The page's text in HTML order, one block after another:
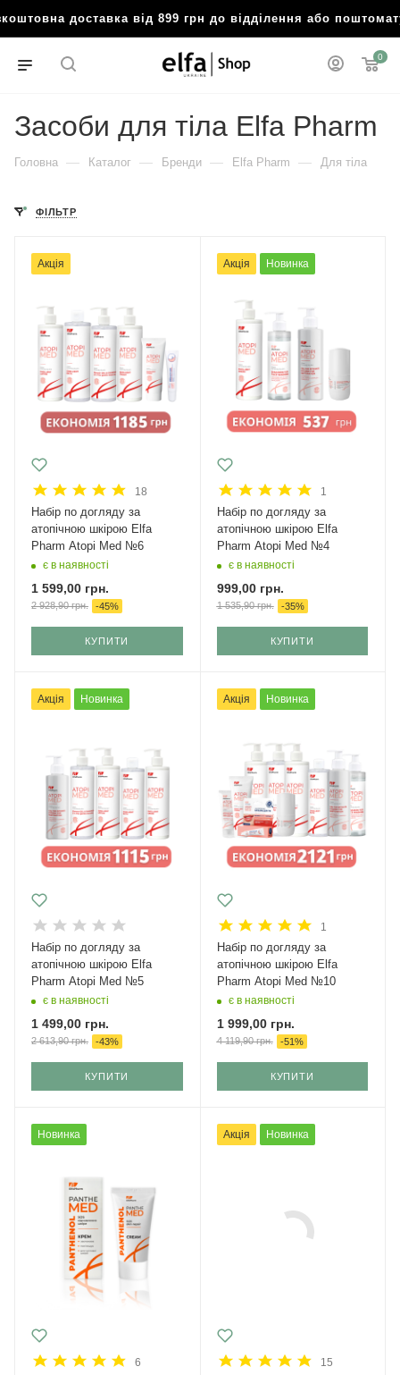
доставка від 899 грн до відділення або
0
Засоби для тіла Elfa Pharm
Головна — Каталог — Бренди — Elfa Pharm — Для тіла
ФІЛЬТР
Акція
18
Набір по догляду за
атопічною шкірою Elfa
Pharm Atopi Med №6
є в наявності
1 599,00 грн.
2 928,90грн. -45%
КУПИТИ
Акція Новинка
1
Набір по догляду за
атопічною шкірою Elfa
Pharm Atopi Med №4
є в наявності
999,00грн.
1 535,90грн. -35%
КУПИТИ
Акція Новинка
Набір по догляду за
атопічною шкірою Elfa
Pharm Atopi Med №5
є в наявності
1 499,00 грн.
2 613,90грн. -43%
КУПИТИ
Акція Новинка
1
Набір по догляду за
атопічною шкірою Elfa
Pharm Atopi Med №10
є в наявності
1 999,00грн.
4 119,90грн. -51 %
КУПИТИ
Новинка
6
Акція Новинка
15